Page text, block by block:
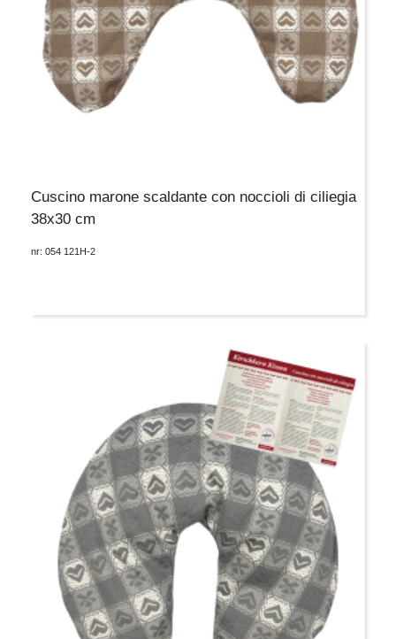
Cuscino marone scaldante con noccioli di ciliegia
38x30 cm
nr: 054 121H-2